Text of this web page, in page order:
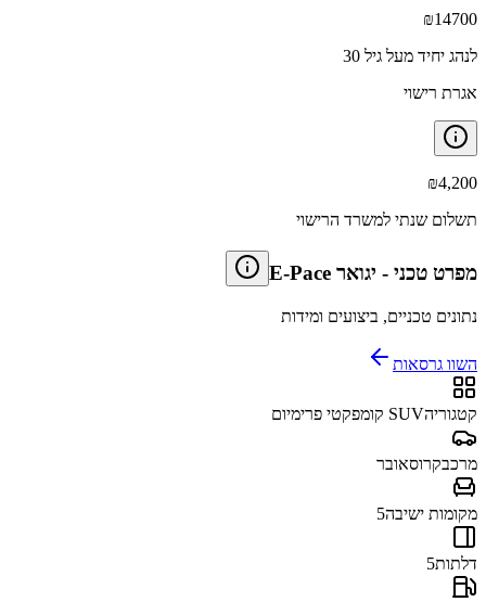
₪14700
לנהג יחיד מעל גיל 30
אגרת רישוי
₪4,200
תשלום שנתי למשרד הרישוי
מפרט טכני - יגואר E-Pace
נתונים טכניים, ביצועים ומידות
השוו גרסאות
קטגוריהSUV קומפקטי פרימיום
מרכבקרוסאובר
מקומות ישיבה5
דלתות5